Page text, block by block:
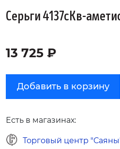
Серьги 4137сКв-
13 725 ₽
Добавить в корзину
Есть в магазинах:
Торговый центр